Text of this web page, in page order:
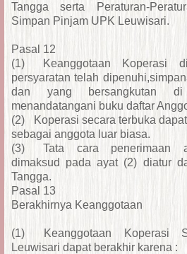
Tangga serta Peraturan-
Simpan Pinjam UPK Leuwisari.
Pasal 12
(1)
Keanggotaan Koperasi
persyaratan telah
dan yang bersangkutan
menandatangani buku daftar
(2)
Koperasi secara terbuka
sebagai anggota luar biasa.
(3)
Tata cara penerimaan
dimaksud pada ayat (2) diatur
Tangga.
Pasal 13
Berakhirnya Keanggotaan
(1)
Keanggotaan Koperasi
Leuwisari dapat berakhir karena :